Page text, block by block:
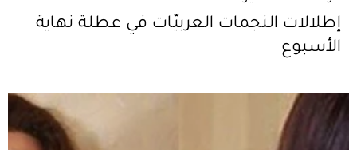
إطلالات النجمات العربيّات في عطلة نهاية
الأسبوع